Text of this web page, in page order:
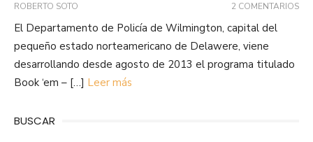
ROBERTO SOTO 2 COMENTARIOS
El Departamento de Policía de Wilmington, capital del
pequeño estado norteamericano de Delawere, viene
desarrollando desde agosto de 2013 el programa titulado
Book ‘em – […] Leer más
BUSCAR